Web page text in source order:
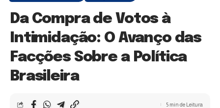
Da Compra de Votos à
Intimidação: O Avanço das
Facções Sobre a Política
Brasileira
5 min de Leitura